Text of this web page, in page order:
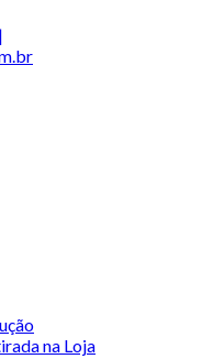
na Loja